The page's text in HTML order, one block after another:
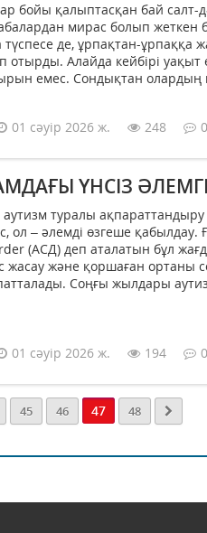
бойы қалыптасқан бай салт-
мирас болып жеткен
де, ұрпақтан-ұрпаққа
Алайда кейбірі уақыт
емес. Сондықтан олардың
01 сәуір 2026 ж. 248 0
ҮНСІЗ
аутизм туралы ақпараттандыру
ол – әлемді өзгеше қабылдау.
(АСД) деп аталатын бұл
және қоршаған ортаны
Соңғы жылдары
01 сәуір 2026 ж. 194 0
45 46 47 48